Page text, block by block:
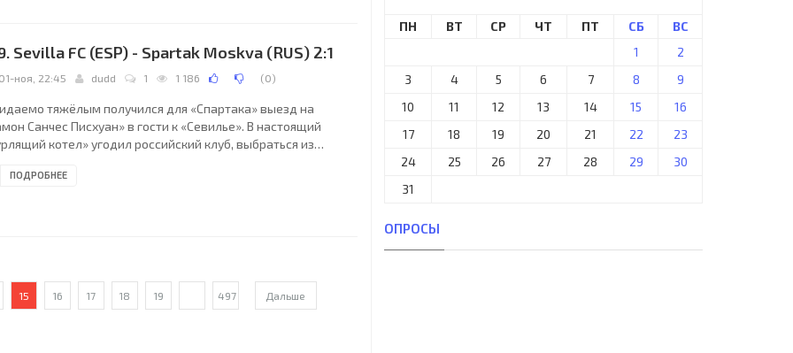
Sevilla FC (ESP) - Spartak Moskva (RUS) 2:1
01-ноя, 22:45 dudd 1 1 186 (0)
тяжёлым получился для «Спартака» выезд на
Санчес Писхуан» в гости к «Севилье». В настоящий
котел» угодил российский клуб, выбраться из
Массимо Карреры на протяжении большей части
ПОДРОБНЕЕ
15 16 17 18 19 497 Дальше
ПН ВТ СР ЧТ ПТ СБ
ВС
1
2
3
4 5 6 7 8
9
10
11 12 13 14 15
16
17
18 19 20 21 22
23
24
25 26 27 28 29
30
31
ОПРОСЫ